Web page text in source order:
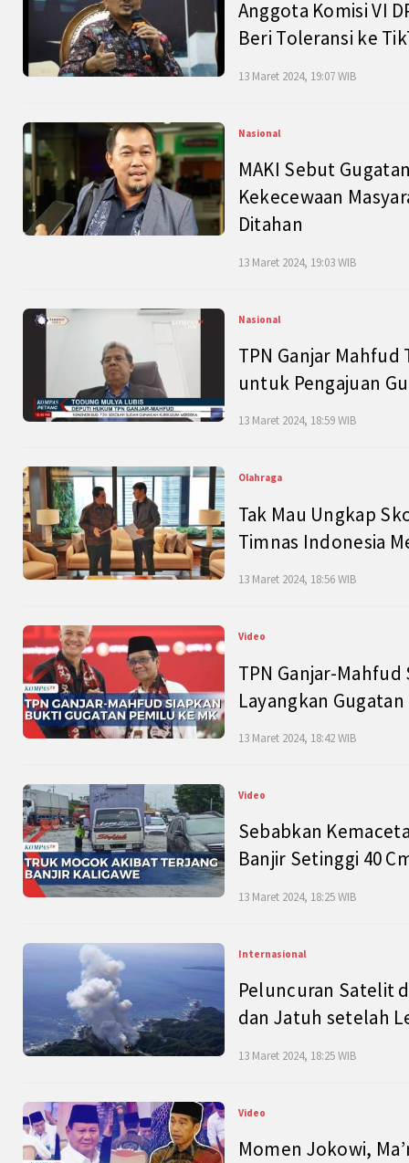
Anggota Komisi VI
Beri Toleransi ke
13 Maret 2024, 19:07 WIB
Nasional
MAKI Sebut
Kekecewaan
Ditahan
13 Maret 2024, 19:03 WIB
Nasional
TPN Ganjar
untuk Pengajuan
13 Maret 2024, 18:59 WIB
Olahraga
Tak Mau Ungkap
Timnas Indonesia
13 Maret 2024, 18:56 WIB
Video
TPN Ganjar-
Layangkan
13 Maret 2024, 18:42 WIB
Video
Sebabkan
Banjir Setinggi 40
13 Maret 2024, 18:25 WIB
Internasional
Peluncuran Satelit
dan Jatuh setelah
13 Maret 2024, 18:25 WIB
Video
Momen Jokowi,